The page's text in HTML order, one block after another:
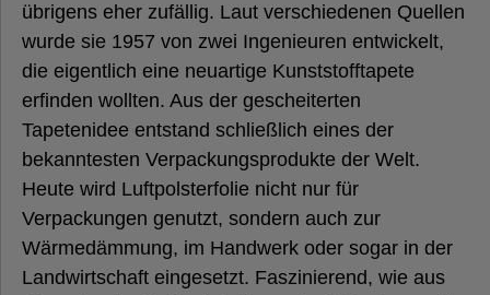
übrigens eher zufällig. Laut verschiedenen Quellen
wurde sie 1957 von zwei Ingenieuren entwickelt,
die eigentlich eine neuartige Kunststofftapete
erfinden wollten. Aus der gescheiterten
Tapetenidee entstand schließlich eines der
bekanntesten Verpackungsprodukte der Welt.
Heute wird Luftpolsterfolie nicht nur für
Verpackungen genutzt, sondern auch zur
Wärmedämmung, im Handwerk oder sogar in der
Landwirtschaft eingesetzt. Faszinierend, wie aus